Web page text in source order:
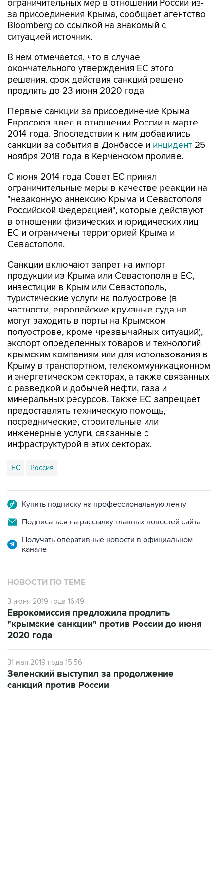
ограничительных мер в отношении России из-
за присоединения Крыма, сообщает агентство
Bloomberg со ссылкой на знакомый с
ситуацией источник.
В нем отмечается, что в случае
окончательного утверждения ЕС этого
решения, срок действия санкций решено
продлить до 23 июня 2020 года.
Первые санкции за присоединение Крыма
Евросоюз ввел в отношении России в марте
2014 года. Впоследствии к ним добавились
санкции за события в Донбассе и инцидент 25
ноября 2018 года в Керченском проливе.
С июня 2014 года Совет ЕС принял
ограничительные меры в качестве реакции на
"незаконную аннексию Крыма и Севастополя
Российской Федерацией", которые действуют
в отношении физических и юридических лиц
ЕС и ограничены территорией Крыма и
Севастополя.
Санкции включают запрет на импорт
продукции из Крыма или Севастополя в ЕС,
инвестиции в Крым или Севастополь,
туристические услуги на полуострове (в
частности, европейские круизные суда не
могут заходить в порты на Крымском
полуострове, кроме чрезвычайных ситуаций),
экспорт определенных товаров и технологий
крымским компаниям или для использования в
Крыму в транспортном, телекоммуникационном
и энергетическом секторах, а также связанных
с разведкой и добычей нефти, газа и
минеральных ресурсов. Также ЕС запрещает
предоставлять техническую помощь,
посреднические, строительные или
инженерные услуги, связанные с
инфраструктурой в этих секторах.
ЕС Россия
Купить подписку на профессиональную ленту
Подписаться на рассылку главных новостей сайта
Получать оперативные новости в официальном
канале
НОВОСТИ ПО ТЕМЕ
3 июня 2019 года 16:49
Еврокомиссия предложила продлить
"крымские санкции" против России до июня
2020 года
31 мая 2019 года 15:56
Зеленский выступил за продолжение
санкций против России